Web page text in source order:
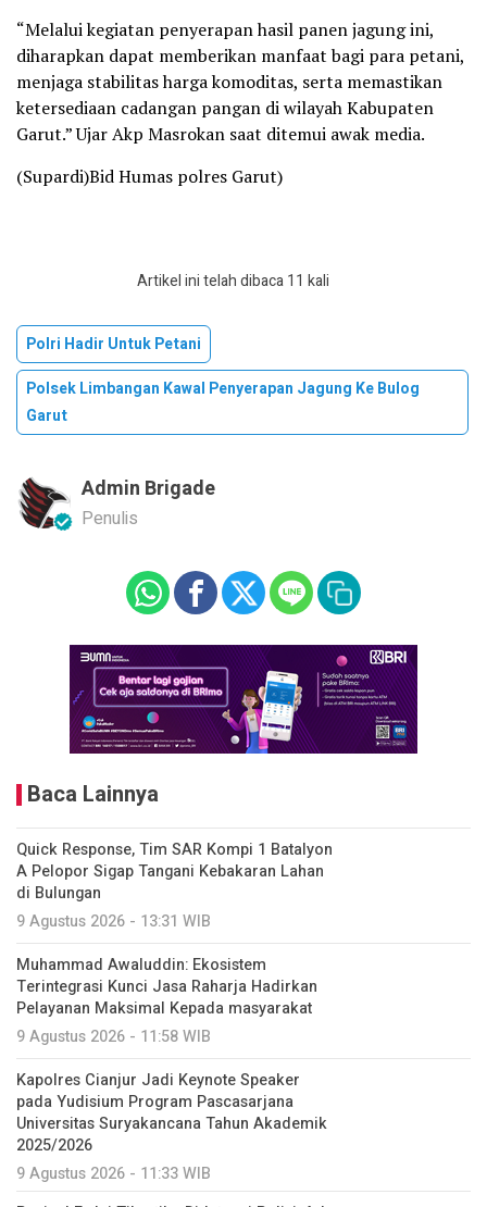
“Melalui kegiatan penyerapan hasil panen jagung ini,
diharapkan dapat memberikan manfaat bagi para petani,
menjaga stabilitas harga komoditas, serta memastikan
ketersediaan cadangan pangan di wilayah Kabupaten
Garut.” Ujar Akp Masrokan saat ditemui awak media.
(Supardi)Bid Humas polres Garut)
Artikel ini telah dibaca 11 kali
Polri Hadir Untuk Petani
Polsek Limbangan Kawal Penyerapan Jagung Ke Bulog
Garut
Admin Brigade
Penulis
Baca Lainnya
Quick Response, Tim SAR Kompi 1 Batalyon
A Pelopor Sigap Tangani Kebakaran Lahan
di Bulungan
9 Agustus 2026 - 13:31 WIB
Muhammad Awaluddin: Ekosistem
Terintegrasi Kunci Jasa Raharja Hadirkan
Pelayanan Maksimal Kepada masyarakat
9 Agustus 2026 - 11:58 WIB
Kapolres Cianjur Jadi Keynote Speaker
pada Yudisium Program Pascasarjana
Universitas Suryakancana Tahun Akademik
2025/2026
9 Agustus 2026 - 11:33 WIB